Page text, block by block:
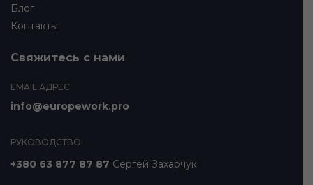
Блог
Контакты
Свяжитесь с нами
EMAIL АДРЕС
info@europework.pro
РУКОВОДСТВО
+380 63 877 87 87 Сергей Захарчук